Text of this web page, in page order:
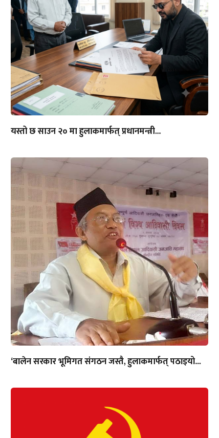
यस्तो छ साउन २० मा हुलाकमार्फत् प्रधानमन्त्री...
‘बालेन सरकार भूमिगत संगठन जस्तै, हुलाकमार्फत् पठाइयो...